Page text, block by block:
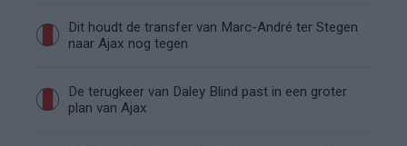
Dit houdt de transfer van Marc-André ter Stegen
naar Ajax nog tegen
De terugkeer van Daley Blind past in een groter
plan van Ajax